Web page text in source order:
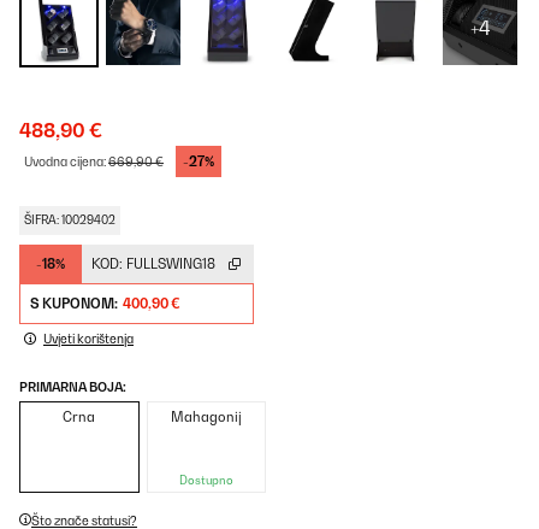
+4
488,90 €
Uvodna cijena:669,90 € -27%
ŠIFRA: 10029402
-18% KOD: FULLSWING18
S KUPONOM: 400,90 €
Uvjeti korištenja
PRIMARNA BOJA:
Crna Mahagonij
Dostupno
Što znače statusi?